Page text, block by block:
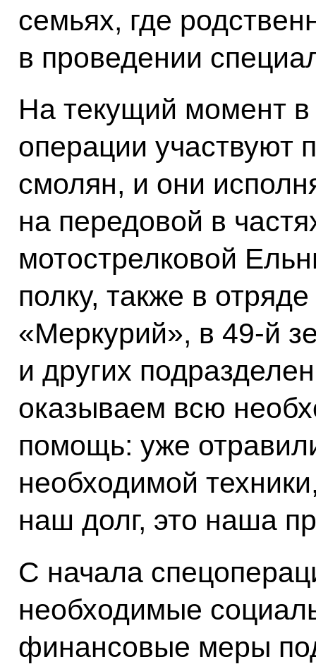
семьях, где
в проведении
На текущий момент
операции участвуют
смолян, и они
на передовой в
мотострелковой
полку, также в
«Меркурий», в 49-й
и других
оказываем всю
помощь: уже
необходимой
наш долг, это наша
С начала
необходимые
финансовые меры